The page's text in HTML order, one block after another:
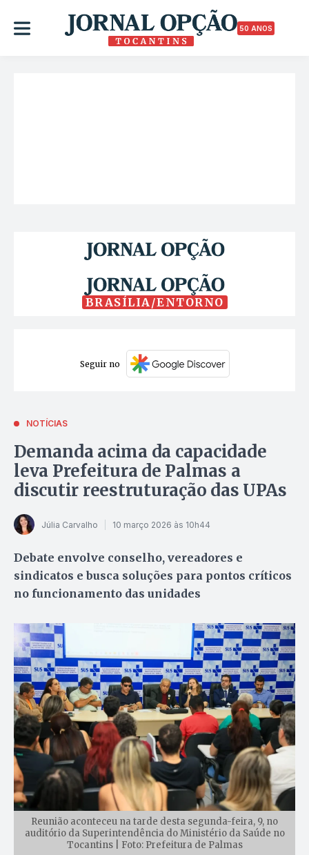
50 ANOS
BRASÍLIA/ENTORNO
Seguir no
NOTÍCIAS
Demanda acima da capacidade
leva Prefeitura de Palmas a
discutir reestruturação das UPAs
Júlia Carvalho 10 março 2026 às 10h44
Debate envolve conselho, vereadores e
sindicatos e busca soluções para pontos críticos
no funcionamento das unidades
Reunião aconteceu na tarde desta segunda-feira, 9, no
auditório da Superintendência do Ministério da Saúde no
Tocantins | Foto: Prefeitura de Palmas